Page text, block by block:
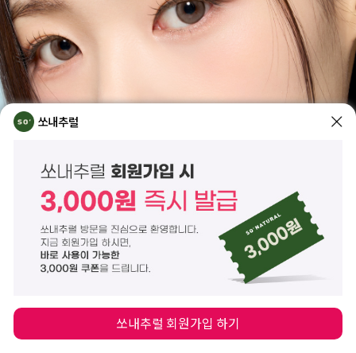
쏘내추럴
쏘내추럴 회원가입 하기